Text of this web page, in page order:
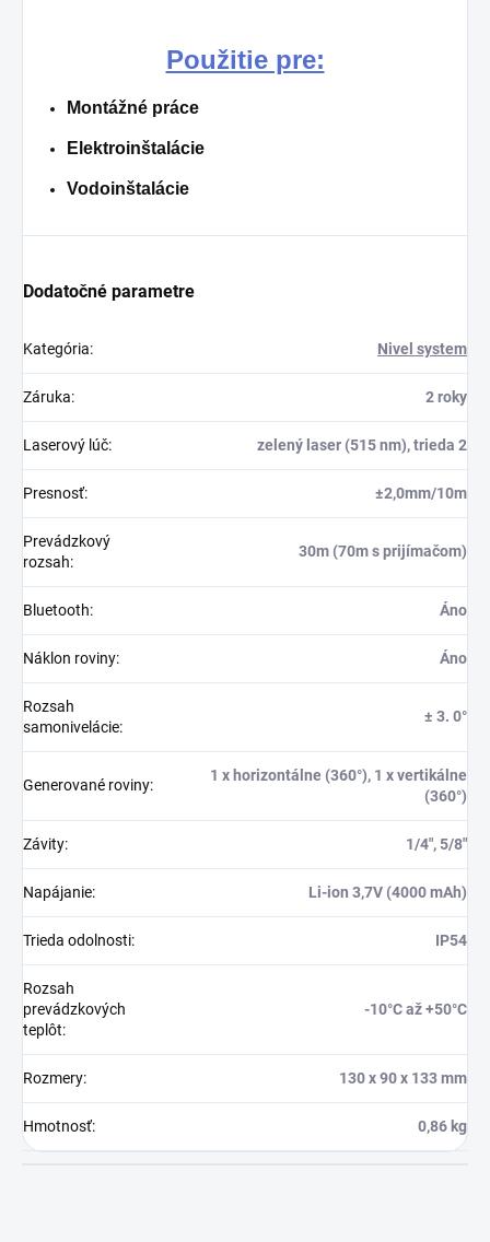
Použitie pre:
Montážné práce
Elektroinštalácie
Vodoinštalácie
Dodatočné parametre
Kategória: Nivel system
Záruka: 2 roky
Laserový lúč: zelený laser (515 nm), trieda 2
Presnosť: ±2,0mm/10m
Prevádzkový
rozsah:
30m (70m s prijímačom)
Bluetooth: Áno
Náklon roviny: Áno
Rozsah
samonivelácie:
± 3. 0°
Generované roviny:
1 x horizontálne (360°), 1 x vertikálne
(360°)
Závity: 1/4″, 5/8″
Napájanie: Li-ion 3,7V (4000 mAh)
Trieda odolnosti: IP54
Rozsah
prevádzkových
teplôt:
-10°C až +50°C
Rozmery: 130 x 90 x 133 mm
Hmotnosť: 0,86 kg